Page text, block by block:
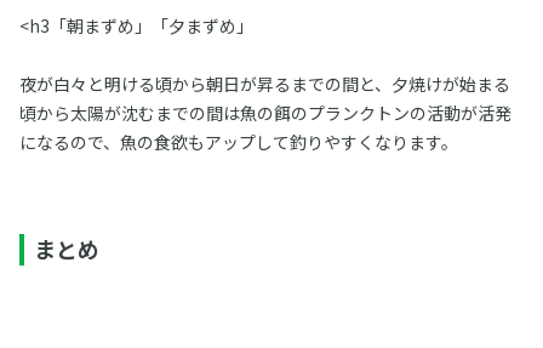
<h3「朝まずめ」「夕まずめ」
夜が白々と明ける頃から朝日が昇るまでの間と、夕焼けが始まる
頃から太陽が沈むまでの間は魚の餌のプランクトンの活動が活発
になるので、魚の食欲もアップして釣りやすくなります。
まとめ